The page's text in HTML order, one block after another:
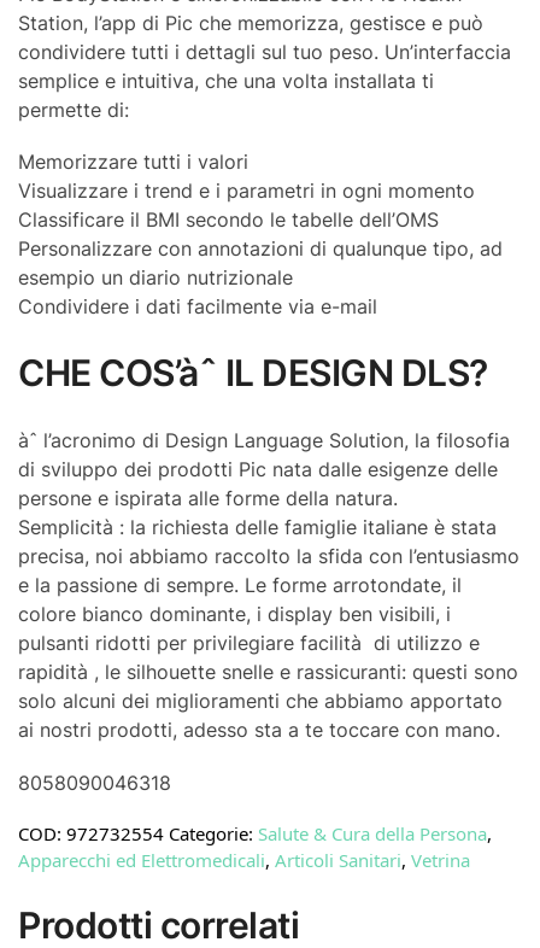
Station, l’app di Pic che memorizza, gestisce e può
condividere tutti i dettagli sul tuo peso. Un’interfaccia
semplice e intuitiva, che una volta installata ti
permette di:
Memorizzare tutti i valori
Visualizzare i trend e i parametri in ogni momento
Classificare il BMI secondo le tabelle dell’OMS
Personalizzare con annotazioni di qualunque tipo, ad
esempio un diario nutrizionale
Condividere i dati facilmente via e-mail
CHE COS’àˆ IL DESIGN DLS?
àˆ l’acronimo di Design Language Solution, la filosofia
di sviluppo dei prodotti Pic nata dalle esigenze delle
persone e ispirata alle forme della natura.
Semplicità : la richiesta delle famiglie italiane è stata
precisa, noi abbiamo raccolto la sfida con l’entusiasmo
e la passione di sempre. Le forme arrotondate, il
colore bianco dominante, i display ben visibili, i
pulsanti ridotti per privilegiare facilità di utilizzo e
rapidità , le silhouette snelle e rassicuranti: questi sono
solo alcuni dei miglioramenti che abbiamo apportato
ai nostri prodotti, adesso sta a te toccare con mano.
8058090046318
COD: 972732554 Categorie: Salute & Cura della Persona,
Apparecchi ed Elettromedicali, Articoli Sanitari, Vetrina
Prodotti correlati